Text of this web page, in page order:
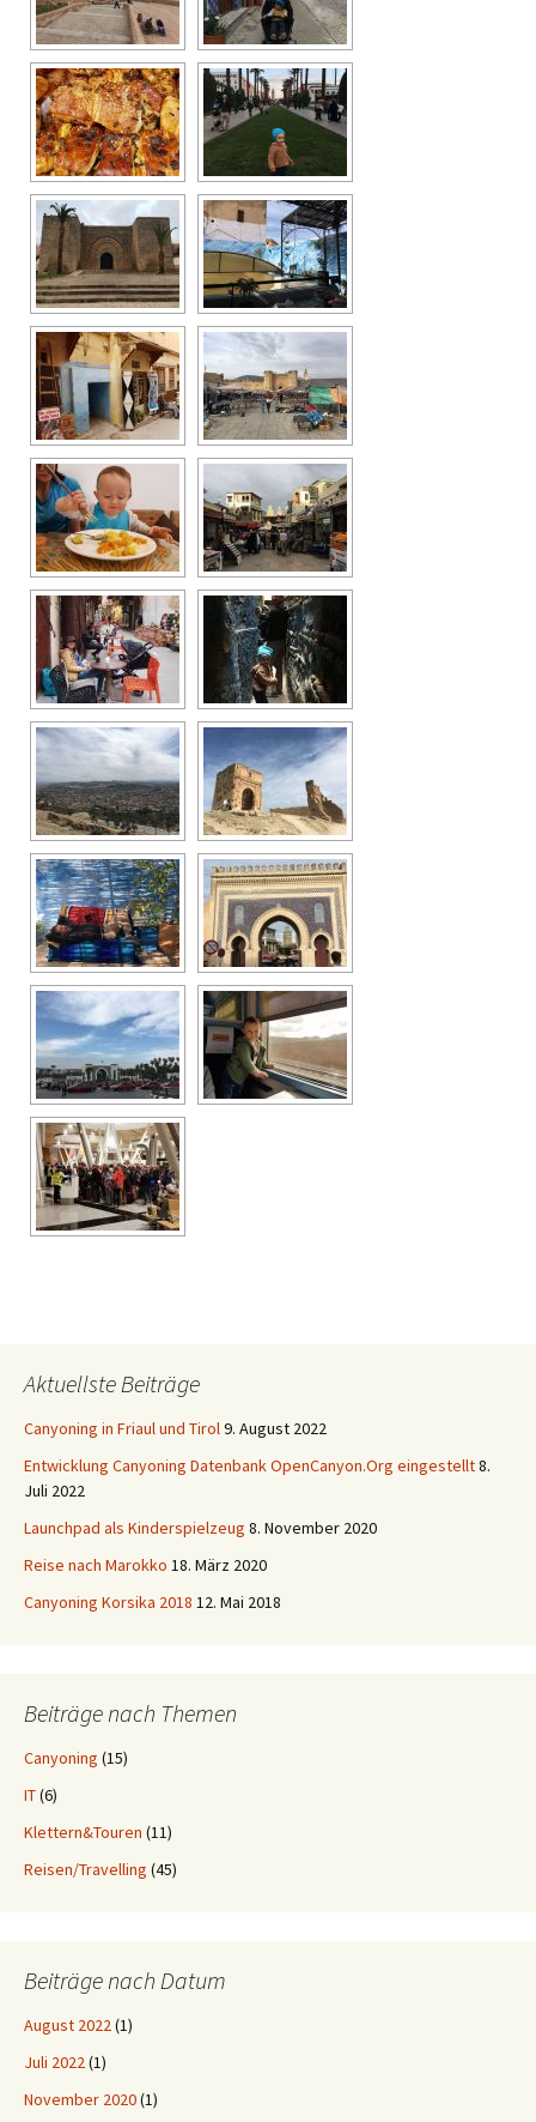
Aktuellste Beiträge
Canyoning in Friaul und Tirol9. August 2022
Entwicklung Canyoning Datenbank OpenCanyon.Org eingestellt8.
Juli 2022
Launchpad als Kinderspielzeug 8. November 2020
Reise nach Marokko 18. März 2020
Canyoning Korsika 2018 12. Mai 2018
Beiträge nach Themen
Canyoning (15)
IT(6)
Klettern&Touren (11)
Reisen/Travelling (45)
Beiträge nach Datum
August 2022(1)
Juli 2022(1)
November 2020(1)